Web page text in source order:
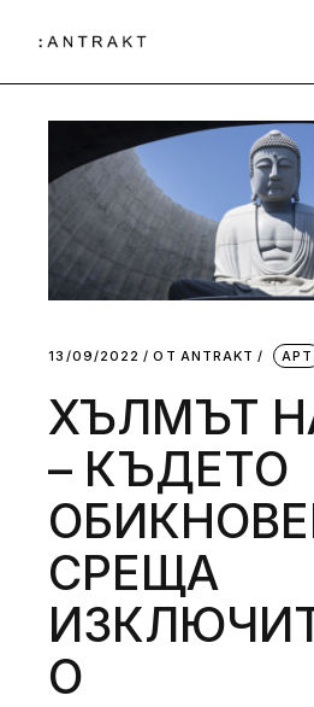
13/09/2022 ОТ АNTRAKT АРТ
ХЪЛМЪТ
– КЪДЕТО
СРЕЩА
О